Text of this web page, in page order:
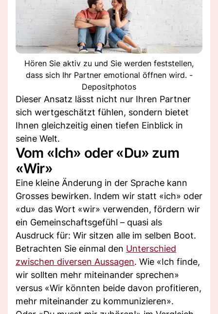
Hören Sie aktiv zu und Sie werden feststellen,
dass sich Ihr Partner emotional öffnen wird. -
Depositphotos
Dieser Ansatz lässt nicht nur Ihren Partner
sich wertgeschätzt fühlen, sondern bietet
Ihnen gleichzeitig einen tiefen Einblick in
seine Welt.
Vom «Ich» oder «Du» zum
«Wir»
Eine kleine Änderung in der Sprache kann
Grosses bewirken. Indem wir statt «ich» oder
«du» das Wort «wir» verwenden, fördern wir
ein Gemeinschaftsgefühl – quasi als
Ausdruck für: Wir sitzen alle im selben Boot.
Betrachten Sie einmal den Unterschied
zwischen diversen Aussagen. Wie «Ich finde,
wir sollten mehr miteinander sprechen»
versus «Wir könnten beide davon profitieren,
mehr miteinander zu kommunizieren».